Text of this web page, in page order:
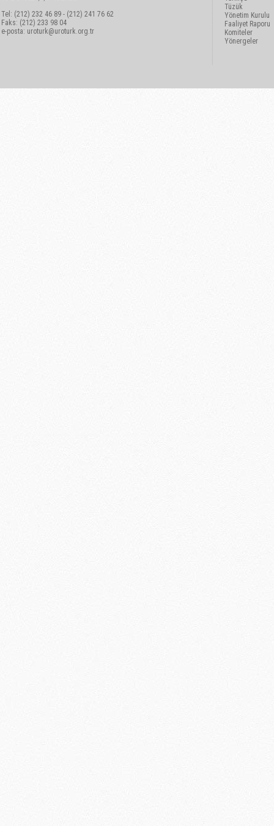
Tel: (212) 232 46 89 - (212) 241 76 62
Faks: (212) 233 98 04
e-posta: uroturk@uroturk.org.tr
Tüzük
Yönetim Kurulu
Faaliyet Raporu
Komiteler
Yönergeler